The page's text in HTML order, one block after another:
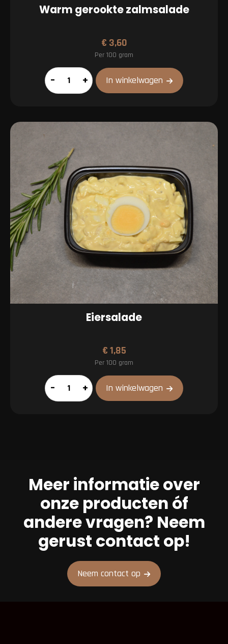
Warm gerookte zalmsalade
€ 3,60
Per 100 gram
Warm
gerookte
aantal
– + In winkelwagen
Eiersalade
€1,85
Per 100 gram
Eiersalade
aantal
– + In winkelwagen
Meer informatie over
onze producten óf
andere vragen? Neem
gerust contact op!
Neem contact op